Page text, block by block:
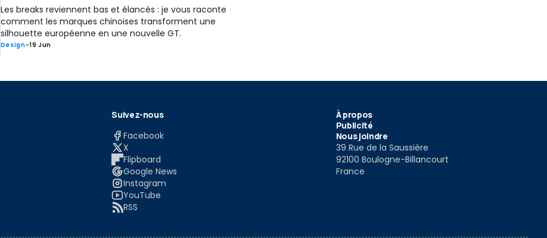
Les breaks reviennent bas et élancés : je vous raconte
comment les marques chinoises transforment une
silhouette européenne en une nouvelle GT.
Design-19 Jun
Suivez-nous
Facebook
X
Flipboard
Google News
Instagram
YouTube
RSS
À propos
Publicité
Nous joindre
39 Rue de la Saussière
92100 Boulogne-Billancourt
France